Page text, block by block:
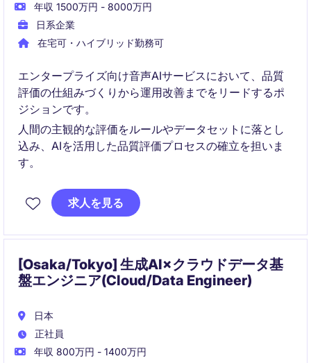
年収 1500万円 - 8000万円
日系企業
在宅可・ハイブリッド勤務可
エンタープライズ向け音声AIサービスにおいて、品質
評価の仕組みづくりから運用改善までをリードするポ
ジションです。
人間の主観的な評価をルールやデータセットに落とし
込み、AIを活用した品質評価プロセスの確立を担いま
す。
求人を見る
[Osaka/Tokyo] 生成AI×クラウドデータ基
盤エンジニア(Cloud/Data Engineer)
日本
正社員
年収 800万円 - 1400万円